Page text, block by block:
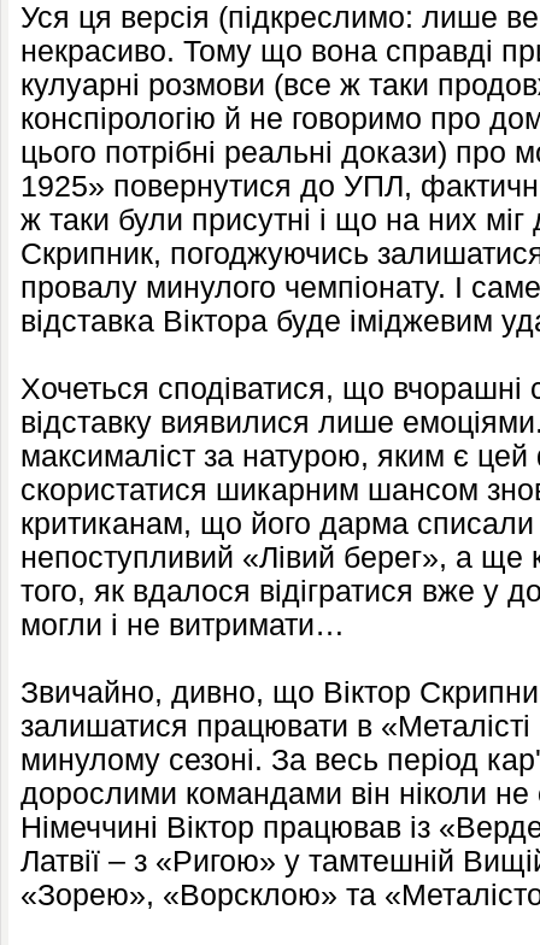
Уся ця версія (підкреслимо: лише
некрасиво. Тому що вона справді
кулуарні розмови (все ж таки
конспірологію й не говоримо про
цього потрібні реальні докази) про
1925» повернутися до УПЛ,
ж таки були присутні і що на них
Скрипник, погоджуючись залишатися
провалу минулого чемпіонату. І
відставка Віктора буде іміджевим
Хочеться сподіватися, що
відставку виявилися лише
максималіст за натурою, яким є цей
скористатися шикарним шансом
критиканам, що його дарма
непоступливий «Лівий берег», а ще
того, як вдалося відігратися вже у
могли і не витримати…
Звичайно, дивно, що Віктор
залишатися працювати в
минулому сезоні. За весь період
дорослими командами він ніколи
Німеччині Віктор працював із
Латвії – з «Ригою» у тамтешній Вищій
«Зорею», «Ворсклою» та